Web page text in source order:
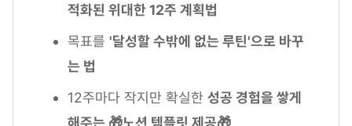
적화된 위대한 12주 계획법
목표를 '달성할 수밖에 없는 루틴'으로 바꾸
는 법
12주마다 작지만 확실한 성공 경험을 쌓게
해주는 🎁노션 템플릿 제공🎁